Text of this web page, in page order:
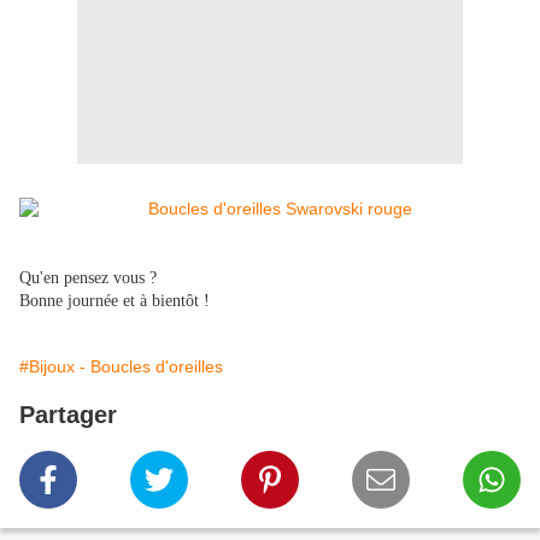
Qu'en pensez vous ?
Bonne journée et à bientôt !
#Bijoux - Boucles d'oreilles
Partager